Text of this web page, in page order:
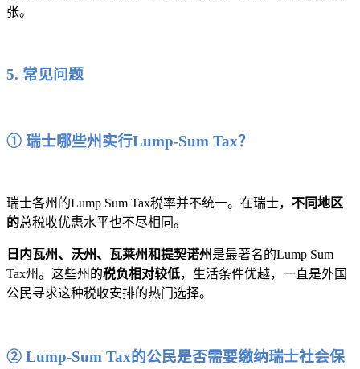
张。
5. 常见问题
① 瑞士哪些州实行Lump-Sum Tax？
瑞士各州的Lump Sum Tax税率并不统一。在瑞士， 不同地区
的总税收优惠水平也不尽相同。
日内瓦州、沃州、瓦莱州和提契诺州是最著名的Lump Sum
Tax州。这些州的税负相对较低，生活条件优越，一直是外国
公民寻求这种税收安排的热门选择。
② Lump-Sum Tax的公民是否需要缴纳瑞士社会保